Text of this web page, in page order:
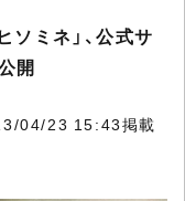
ミネ」、公式サ
開
04/23 15:43掲載